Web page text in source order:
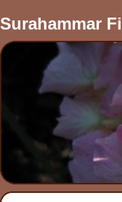
Surahammar